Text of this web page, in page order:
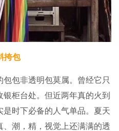
挎包
包非透明包莫属。曾经它只
柜台处。但近两年真的火到
时下必备的人气单品。夏天
潮，精，视觉上还满满的透